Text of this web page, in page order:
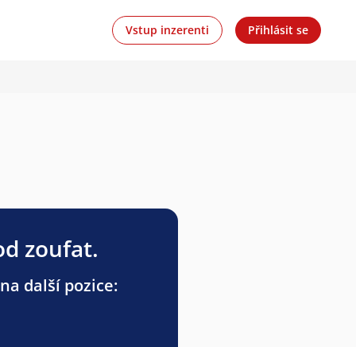
Vstup inzerenti Přihlásit se
zoufat.
další pozice: